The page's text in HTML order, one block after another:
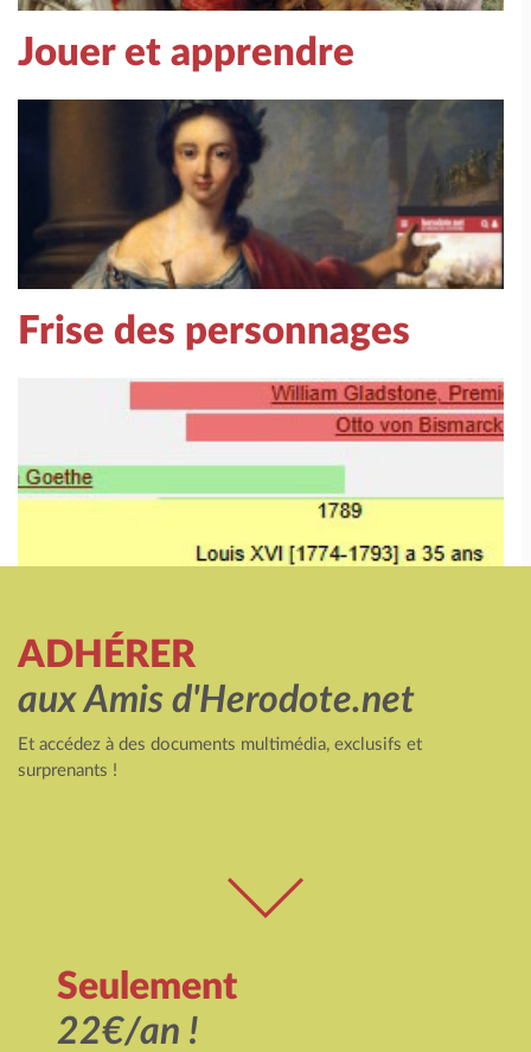
Jouer et apprendre
Frise des personnages
ADHÉRER
aux Amis d'Herodote.net
Et accédez à des documents multimédia, exclusifs et
surprenants !
Seulement
22€/an !